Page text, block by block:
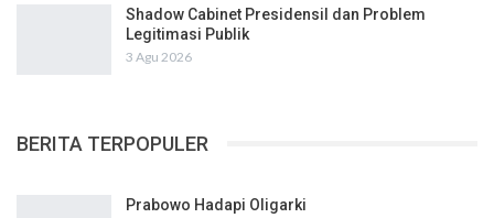
Shadow Cabinet Presidensil dan Problem
Legitimasi Publik
3 Agu 2026
BERITA TERPOPULER
Prabowo Hadapi Oligarki